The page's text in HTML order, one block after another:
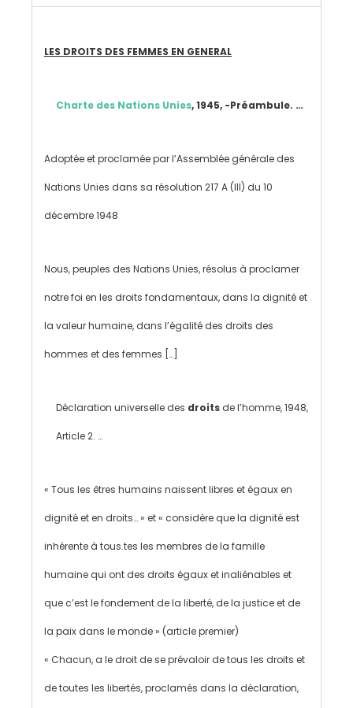
LES DROITS DES FEMMES EN GENERAL
Charte des Nations Unies, 1945, -Préambule. …
Adoptée et proclamée par l’Assemblée générale des
Nations Unies dans sa résolution 217 A (III) du 10
décembre 1948
Nous, peuples des Nations Unies, résolus à proclamer
notre foi en les droits fondamentaux, dans la dignité et
la valeur humaine, dans l’égalité des droits des
hommes et des femmes […]
Déclaration universelle des droits de l’homme, 1948,
Article 2. …
« Tous les êtres humains naissent libres et égaux en
dignité et en droits… » et « considère que la dignité est
inhérente à tous.tes les membres de la famille
humaine qui ont des droits égaux et inaliénables et
que c’est le fondement de la liberté, de la justice et de
la paix dans le monde » (article premier)
« Chacun, a le droit de se prévaloir de tous les droits et
de toutes les libertés, proclamés dans la déclaration,